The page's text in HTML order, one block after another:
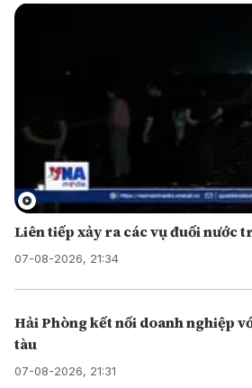
Liên tiếp xảy ra các vụ đuối nước
07-08-2026, 21:34
Hải Phòng kết nối doanh nghiệp
tàu
07-08-2026, 21:31